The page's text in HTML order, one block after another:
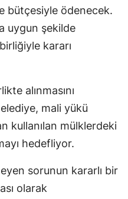
bütçesiyle ödenecek.
uygun şekilde
kararı
alınmasını
mali yükü
kullanılan mülklerdeki
hedefliyor.
sorunun kararlı bir
olarak